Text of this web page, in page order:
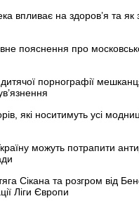
впливає на здоров’я та як
пояснення про
порнографії
які носитимуть усі
можуть потрапити
Сікана та розгром від
Ліги Європи